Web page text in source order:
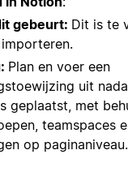
gebeurt: Dit is te
Plan en voer een
uit
geplaatst, met
teamspaces
op paginaniveau.